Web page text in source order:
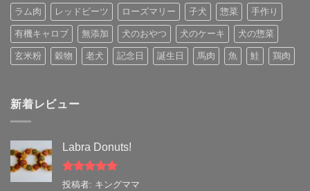
ラム肉 レッドビーツ ローズマリー 子犬 惣菜 手作り
有機キャロブ 無添加 犬のおやつ 犬のケーキ 犬の惣菜
玄米粉 穀物 老犬 記念日 誕生日 馬肉 魚 鮭 鶏肉
新着レビュー
Labra Donuts!
5段階中5の
投稿者: キングママ